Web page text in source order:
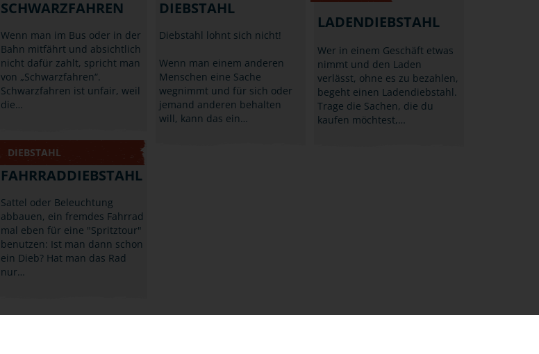
SCHWARZFAHREN
Wenn man im Bus oder in der
Bahn mitfährt und absichtlich
nicht dafür zahlt, spricht man
von „Schwarzfahren“.
Schwarzfahren ist unfair, weil
die…
DIEBSTAHL
Diebstahl lohnt sich nicht!
Wenn man einem anderen
Menschen eine Sache
wegnimmt und für sich oder
jemand anderen behalten
will, kann das ein…
LADENDIEBSTAHL
Wer in einem Geschäft etwas
nimmt und den Laden
verlässt, ohne es zu bezahlen,
begeht einen Ladendiebstahl.
Trage die Sachen, die du
kaufen möchtest,…
DIEBSTAHL
FAHRRADDIEBSTAHL
Sattel oder Beleuchtung
abbauen, ein fremdes Fahrrad
mal eben für eine "Spritztour"
benutzen: Ist man dann schon
ein Dieb? Hat man das Rad
nur…